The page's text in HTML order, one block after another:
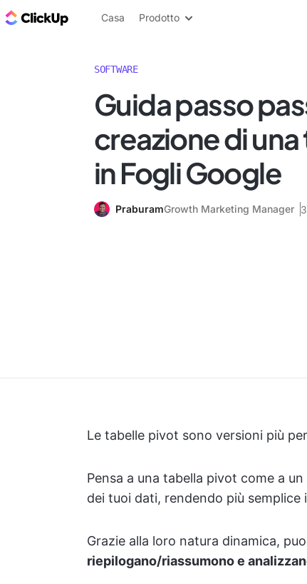
Blog di ClickUp
Casa Prodotto
SOFTWARE
Guida passo
creazione di
in Fogli Google
PraburamGrowth Marketing Manager
Le tabelle pivot sono versioni più
Pensa a una tabella pivot come a
dei tuoi dati, rendendo più
Grazie alla loro natura dinamica,
riepilogano/riassumono e